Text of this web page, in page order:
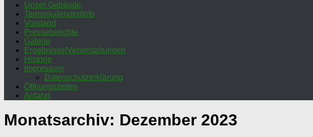
Unser Gebäude
Terminkalender/Info
Vorstand
Presseberichte
Galerie
Ergebnisse/Veranstaltungen
Historie
Impressum
Datenschutzerklärung
Öffnungszeiten
Anfahrt
Monatsarchiv: Dezember 2023